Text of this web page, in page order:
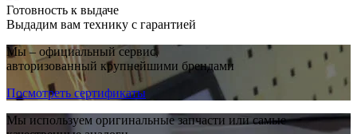
Готовность к выдаче
Выдадим вам технику с гарантией
Мы – официальный сервис,
авторизованный крупнейшими брендами
Посмотреть сертификаты
Мы используем оригинальные запчасти или самые